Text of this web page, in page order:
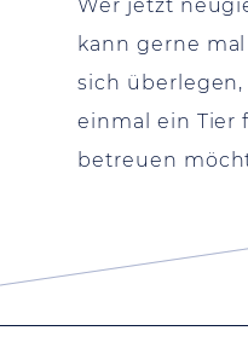
Wer jetzt
kann gerne
sich
einmal ein Tier
betreuen